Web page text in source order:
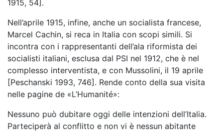
1915, 54].
Nell’aprile 1915, infine, anche un socialista francese,
Marcel Cachin, si reca in Italia con scopi simili. Si
incontra con i rappresentanti dell’ala riformista dei
socialisti italiani, esclusa dal PSI nel 1912, che è nel
complesso interventista, e con Mussolini, il 19 aprile
[Peschanski 1993, 746]. Rende conto della sua visita
nelle pagine de «L’Humanité»:
Nessuno può dubitare oggi delle intenzioni dell’Italia.
Parteciperà al conflitto e non vi è nessun abitante